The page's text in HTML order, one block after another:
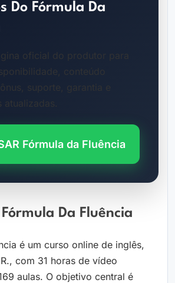
Do Fórmula Da
oficial do produtor para
conteúdo
suporte, garantia e
atualizadas.
Fórmula da Fluência
Da Fluência
é um curso online de inglês,
com 31 horas de vídeo
aulas. O objetivo central é